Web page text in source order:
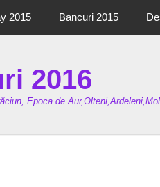
2015 Bancuri 2015
2016
Epoca de